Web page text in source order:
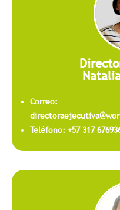
Correo:
Teléfono: +57 317